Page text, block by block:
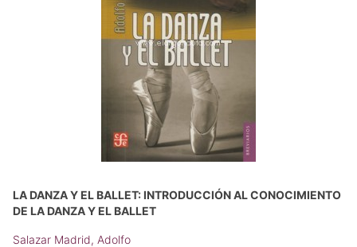
LA DANZA Y EL BALLET: INTRODUCCIÓN AL CONOCIMIENTO
DE LA DANZA Y EL BALLET
Salazar Madrid, Adolfo